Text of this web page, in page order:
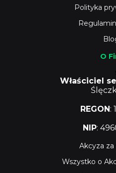
O
Właściciel
REGON:
NIP:
Akcyza
Wszystko o
Polityka